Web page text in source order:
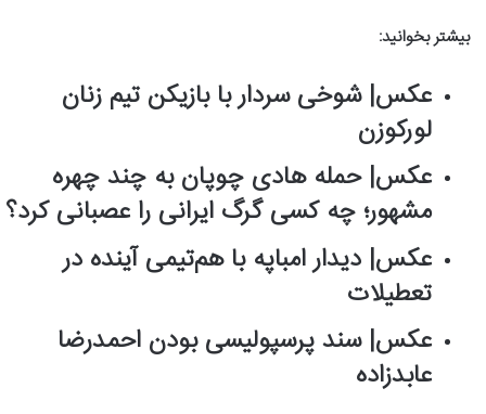
بیشتر بخوانید:
عکس| شوخی سردار با بازیکن تیم زنان
لورکوزن
عکس| حمله هادی چوپان به چند چهره
مشهور؛ چه کسی گرگ ایرانی را عصبانی کرد؟
عکس‌| دیدار امباپه با هم‌تیمی آینده در
تعطیلات
عکس| سند پرسپولیسی بودن احمدرضا
عابدزاده